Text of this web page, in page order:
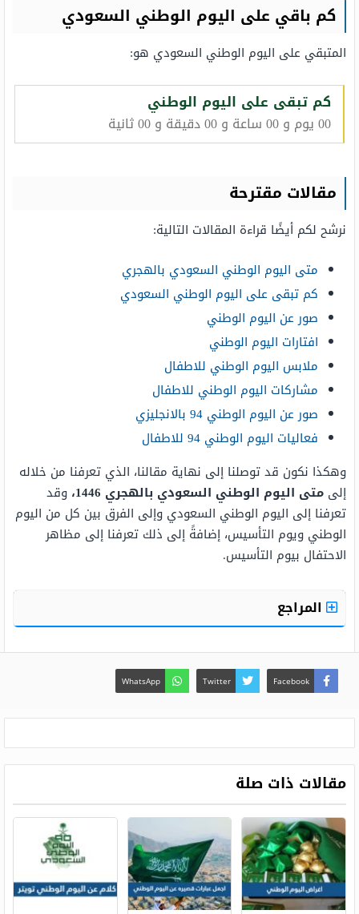
كم باقي على اليوم الوطني السعودي
المتبقي على اليوم الوطني السعودي هو:
كم تبقى على اليوم الوطني
00 يوم و 00 ساعة و 00 دقيقة و 00 ثانية
مقالات مقترحة
نرشح لكم أيضًا قراءة المقالات التالية:
متى اليوم الوطني السعودي بالهجري
كم تبقى على اليوم الوطني السعودي
صور عن اليوم الوطني
افتارات اليوم الوطني
ملابس اليوم الوطني للاطفال
مشاركات اليوم الوطني للاطفال
صور عن اليوم الوطني 94 بالانجليزي
فعاليات اليوم الوطني 94 للاطفال
وهكذا نكون قد توصلنا إلى نهاية مقالنا، الذي تعرفنا من خلاله
إلى متى اليوم الوطني السعودي بالهجري 1446،
وقد
تعرفنا إلى اليوم الوطني السعودي وإلى الفرق بين كل من اليوم
الوطني ويوم التأسيس، إضافةً إلى ذلك تعرفنا إلى مظاهر
الاحتفال بيوم التأسيس.
المراجع
Facebook
Twitter
WhatsApp
مقالات ذات صلة